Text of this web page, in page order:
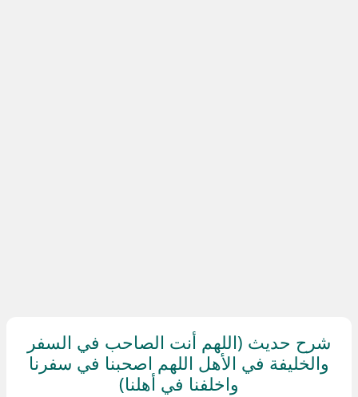
شرح حديث (اللهم أنت الصاحب في السفر
والخليفة في الأهل اللهم اصحبنا في سفرنا
واخلفنا في أهلنا)